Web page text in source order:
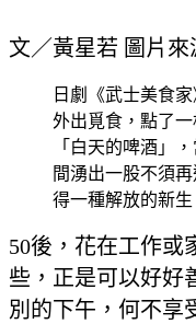
文／黃星若 圖片來
日劇《武士美食
外出覓食，點了
「白天的啤酒」
間湧出一股不須
得一種解放的新生
50後，花在工作或
些，正是可以好好
別的下午，何不享